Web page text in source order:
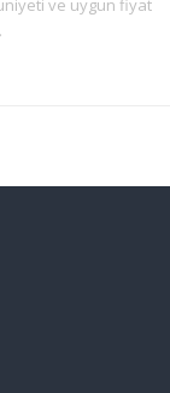
ve uygun fiyat